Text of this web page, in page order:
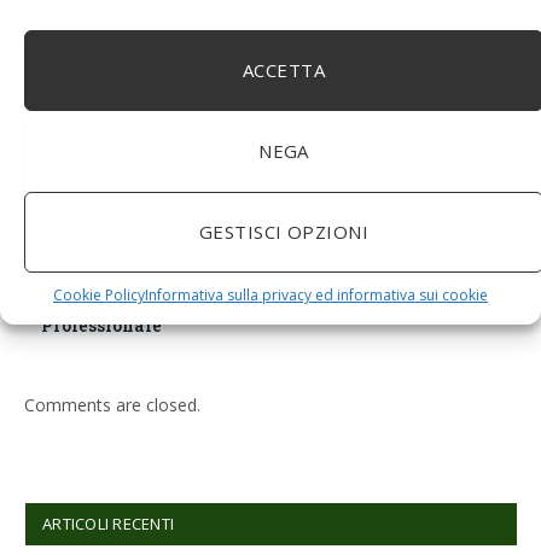
ACCETTA
NEGA
GESTISCI OPZIONI
Cookie PolicyInformativa sulla privacy ed informativa sui cookie
Grano Spremiagrumi in Acciaio Inox A Mano Erba di
Grano Spremi Frutta Verdura Estrattore di Succo
Professionale
Comments are closed.
ARTICOLI RECENTI